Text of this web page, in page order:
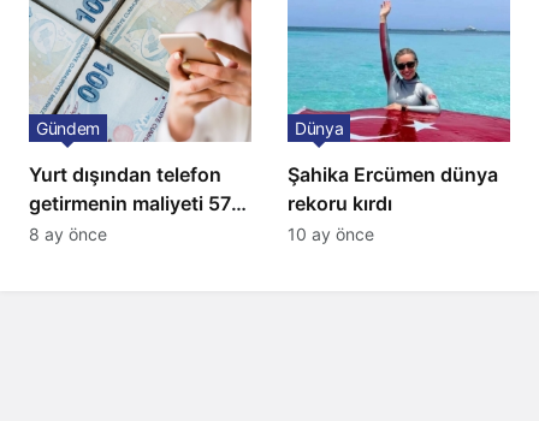
Yurt dışından telefon
getirmenin maliyeti 57
bin lira oldu
Gündem
8 ay önce
Şahika Ercümen dünya
rekoru kırdı
Dünya
10 ay önce